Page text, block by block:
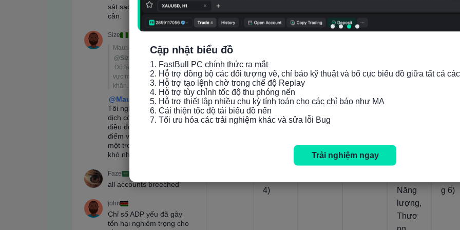
332.57
Mỹ:
Chỉ số
giá
4)
Chỉ số
giá
(Thán
g 6)
PPI
Năng
lượng,
Thươ
g 6)
Cập nhật biểu đồ
1. FastBull PC chính thức ra mắt
2. Hỗ trợ đồng bộ các đối tượng vẽ, chỉ báo kỹ thuật và bố cục biểu đồ giữa tất cả
3. Hỗ trợ tạo lệnh chờ trong chế độ Replay
4. Hỗ trợ tùy chỉnh tốc độ thu phóng nến
5. Hỗ trợ thiết lập nhiều chu kỳ tính toán cho các chỉ báo như MA
6. Cải thiện tốc độ tải biểu đồ nến
7. Tối ưu hóa các trải nghiệm khác và sửa lỗi Bug
Trải nghiệm ngay